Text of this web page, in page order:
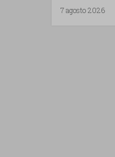
7 agosto 2026